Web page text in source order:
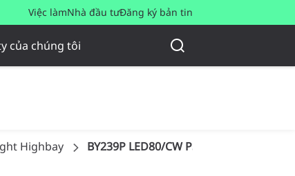
Việc làmNhà đầu tưĐăng ký bản tin
của chúng tôi
Highbay BY239P LED80/CW PSU GM G2